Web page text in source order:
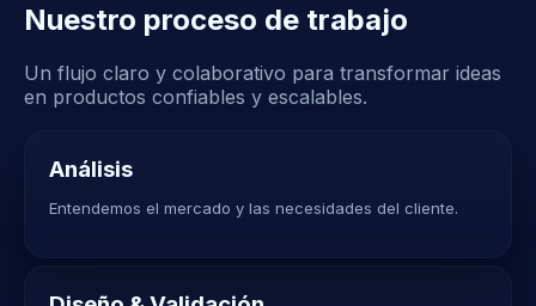
Nuestro proceso de trabajo
Un flujo claro y colaborativo para transformar ideas
en productos confiables y escalables.
Análisis
Entendemos el mercado y las necesidades del cliente.